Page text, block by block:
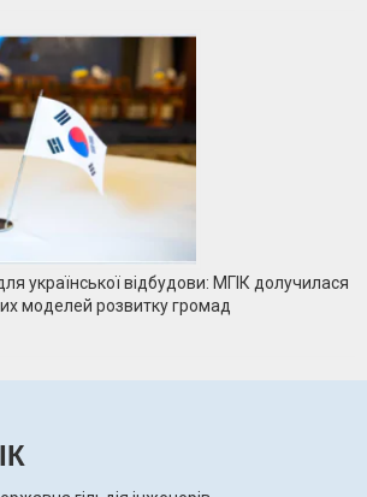
української відбудови: МГІК долучилася
моделей розвитку громад